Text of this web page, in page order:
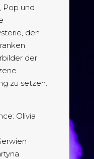
Pop und
den
der
zu setzen.
Olivia